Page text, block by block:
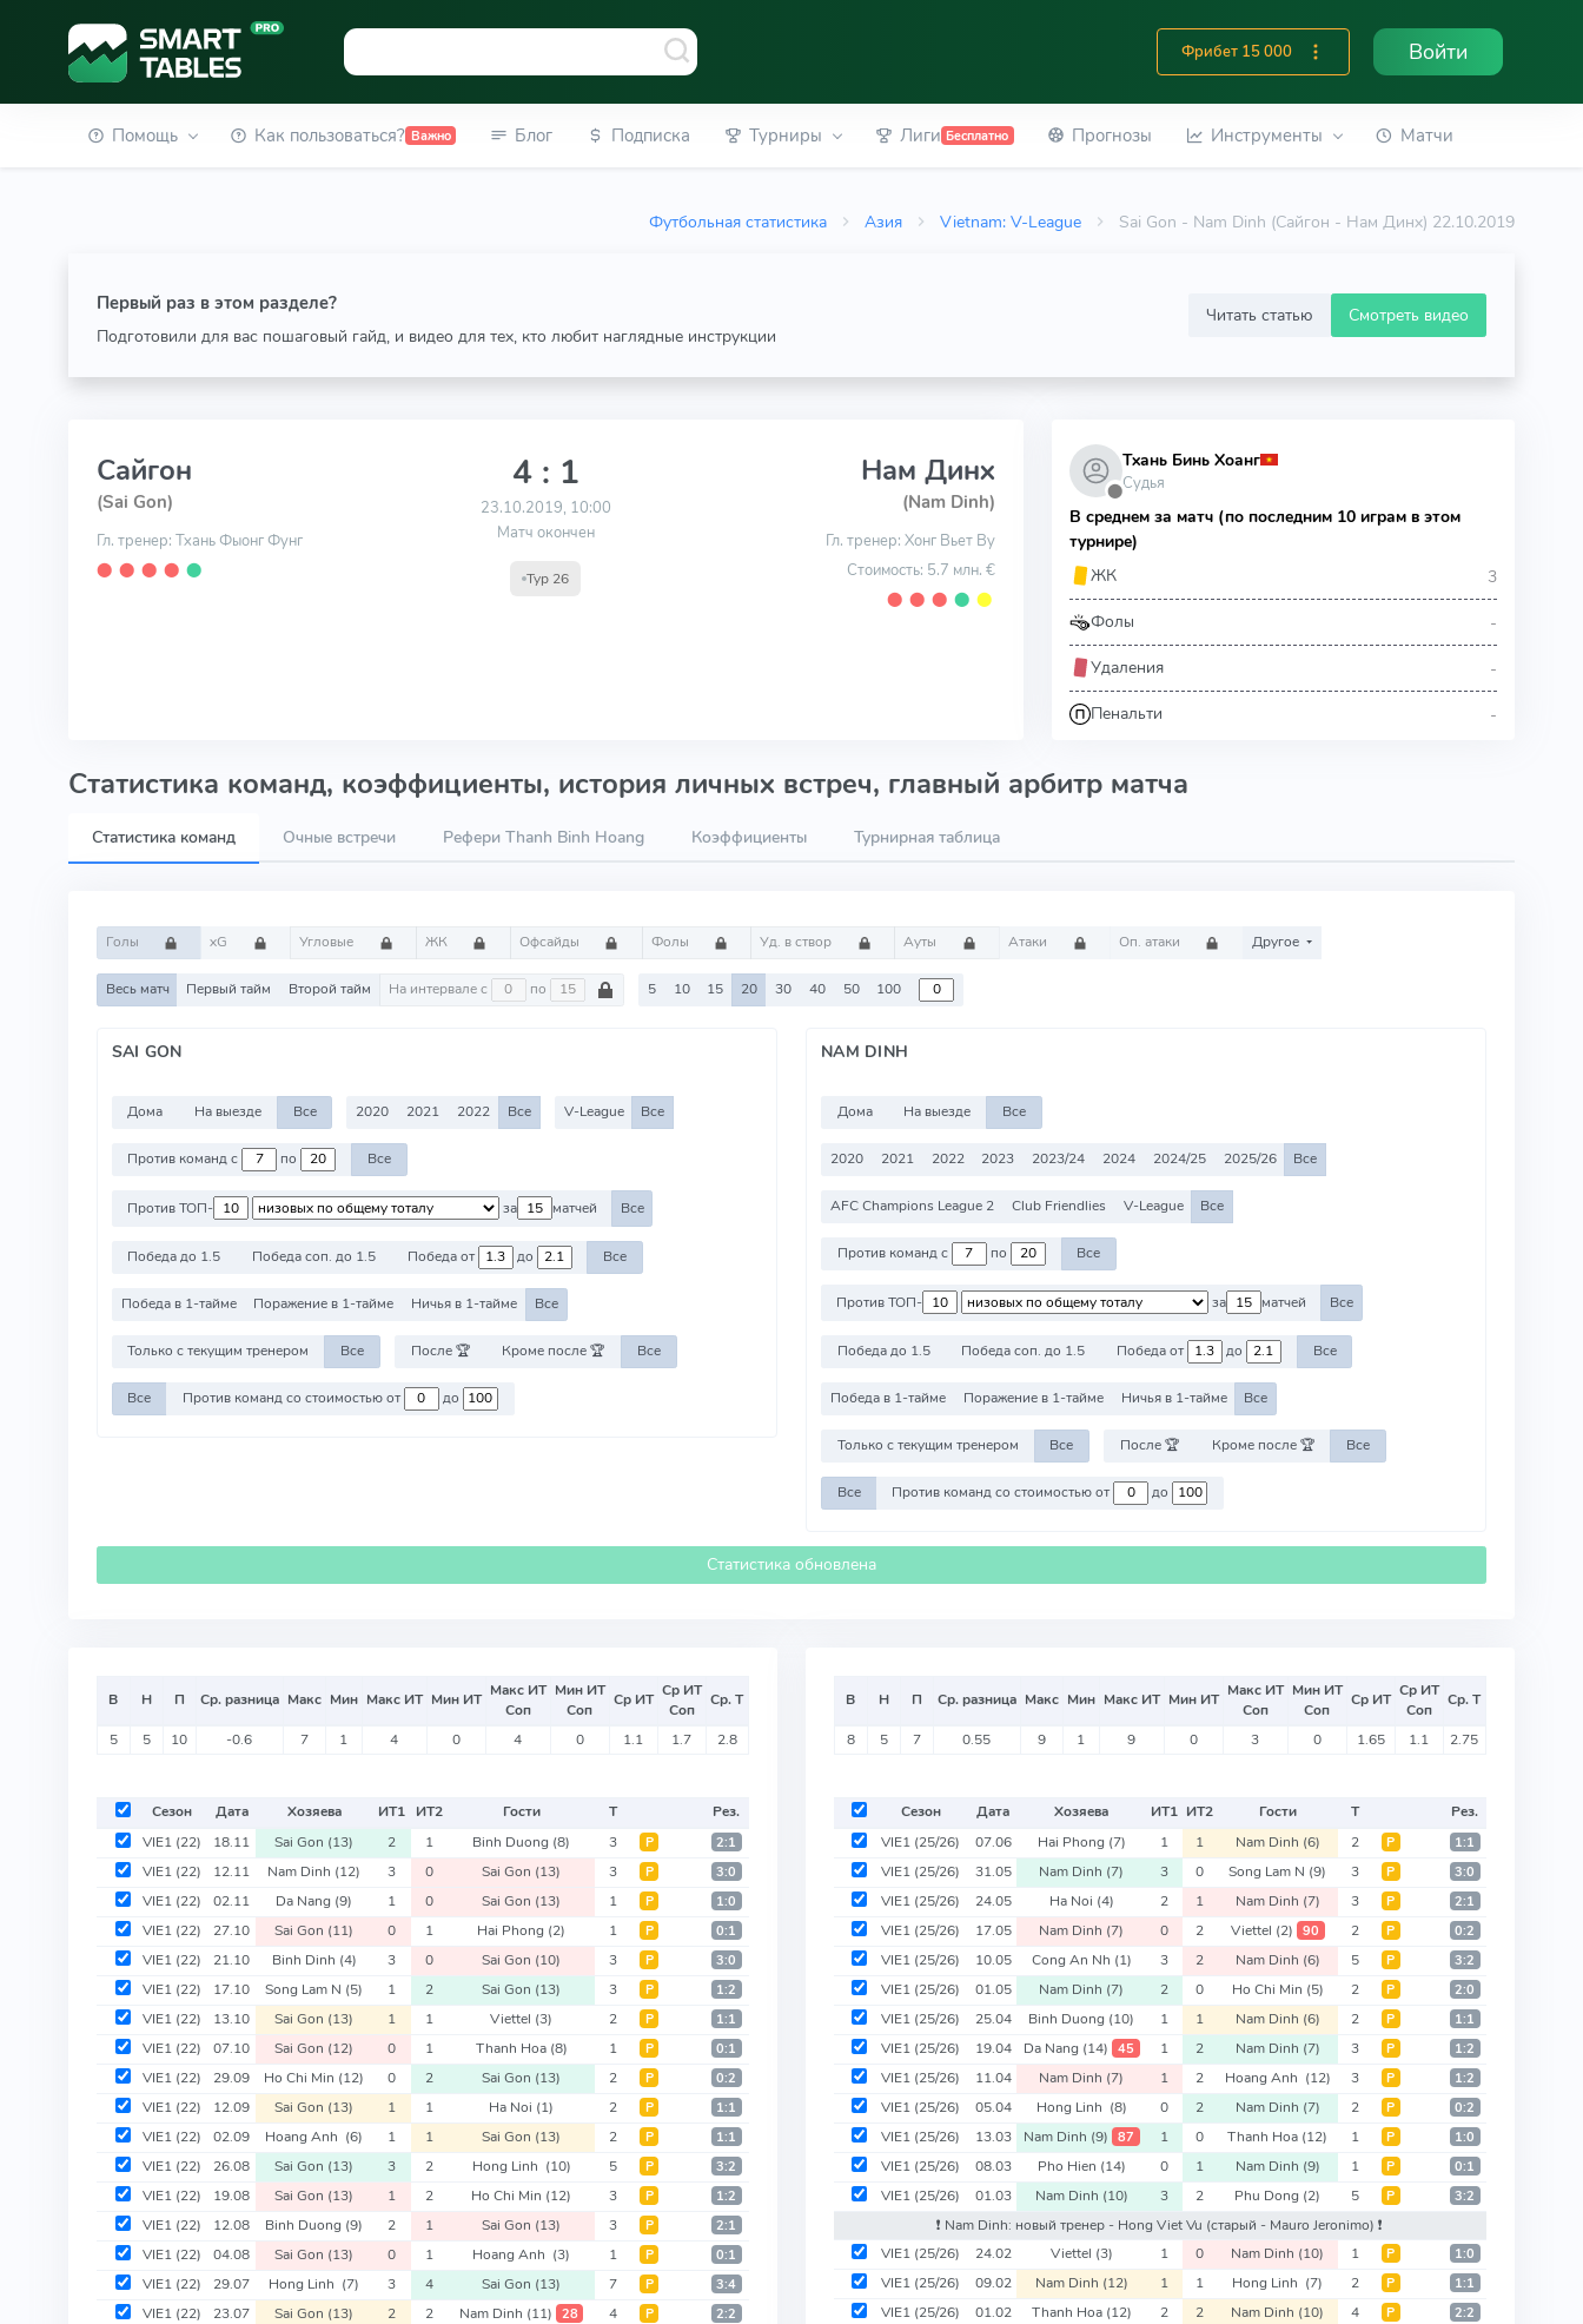
Фрибет 15 000 Войти
Помощь Как пользоваться? Важно Блог Подписка Турниры Лиги Бесплатно Прогнозы Инструменты Матчи
Футбольная статистика Азия Vietnam: V-League Sai Gon - Nam Dinh (Сайгон - Нам Динх) 22.10.2019
Первый раз в этом разделе?
Подготовили для вас пошаговый гайд, и видео для тех, кто любит наглядные инструкции
Читать статью Смотреть видео
Сайгон
(Sai Gon)
Гл. тренер: Тхань Фыонг Фунг
⬤ ⬤ ⬤ ⬤ ⬤
4 : 1
23.10.2019, 10:00
Матч окончен
Тур 26
Нам Динх
(Nam Dinh)
Гл. тренер: Хонг Вьет Ву
Стоимость: 5.7 млн. €
⬤ ⬤ ⬤ ⬤ ⬤
⬤
Тхань Бинь Хоанг
Судья
В среднем за матч (по последним 10 играм в этом
турнире)
ЖК
3
Фолы -
Удаления -
Пенальти -
Статистика команд, коэффициенты, история личных встреч, главный арбитр матча
Статистика команд Очные встречи Рефери Thanh Binh Hoang Коэффициенты Турнирная таблица
Голы xG Угловые ЖК Офсайды Фолы Уд. в створ Ауты Атаки Оп. атаки Другое
Весь матч Первый тайм Второй тайм На интервале с по 5 10 15 20 30 40 50 100
SAI GON
Дома На выезде Все 2020 2021 2022 Все V-League Все
Против команд с по Все
Против ТОП- за матчей Все
Победа до 1.5 Победа соп. до 1.5 Победа от до Все
Победа в 1-тайме Поражение в 1-тайме Ничья в 1-тайме Все
Только с текущим тренером Все После 🏆 Кроме после 🏆 Все
Все Против команд со стоимостью от до
NAM DINH
Дома На выезде Все
2020 2021 2022 2023 2023/24 2024 2024/25 2025/26 Все
AFC Champions League 2 Club Friendlies V-League Все
Против команд с по Все
Против ТОП- за матчей Все
Победа до 1.5 Победа соп. до 1.5 Победа от до Все
Победа в 1-тайме Поражение в 1-тайме Ничья в 1-тайме Все
Только с текущим тренером Все После 🏆 Кроме после 🏆 Все
Все Против команд со стоимостью от до
Статистика обновлена
В Н П Ср. разница Макс Мин Макс ИТ Мин ИТ Макс ИТ
Соп
Мин ИТ
Соп
Ср ИТ Ср ИТ
Соп
Ср. Т
5 5 10 -0.6 7 1 4 0 4 0 1.1 1.7 2.8
Сезон Дата Хозяева ИТ1 ИТ2 Гости Т
Рез.
VIE1 (22) 18.11 Sai Gon (13) 2 1 Binh Duong (8) 3 Р 2:1
VIE1 (22) 12.11 Nam Dinh (12) 3 0 Sai Gon (13) 3 Р 3:0
VIE1 (22) 02.11 Da Nang (9) 1 0 Sai Gon (13) 1 Р 1:0
VIE1 (22) 27.10 Sai Gon (11) 0 1 Hai Phong (2) 1 Р 0:1
VIE1 (22) 21.10 Binh Dinh (4) 3 0 Sai Gon (10) 3 Р 3:0
VIE1 (22) 17.10 Song Lam N (5) 1 2 Sai Gon (13) 3 Р 1:2
VIE1 (22) 13.10 Sai Gon (13) 1 1 Viettel (3) 2 Р 1:1
VIE1 (22) 07.10 Sai Gon (12) 0 1 Thanh Hoa (8) 1 Р 0:1
VIE1 (22) 29.09 Ho Chi Min (12) 0 2 Sai Gon (13) 2 Р 0:2
VIE1 (22) 12.09 Sai Gon (13) 1 1 Ha Noi (1) 2 Р 1:1
VIE1 (22) 02.09 Hoang Anh (6) 1 1 Sai Gon (13) 2 Р 1:1
VIE1 (22) 26.08 Sai Gon (13) 3 2 Hong Linh (10) 5 Р 3:2
VIE1 (22) 19.08 Sai Gon (13) 1 2 Ho Chi Min (12) 3 Р 1:2
VIE1 (22) 12.08 Binh Duong (9) 2 1 Sai Gon (13) 3 Р 2:1
VIE1 (22) 04.08 Sai Gon (13) 0 1 Hoang Anh (3) 1 Р 0:1
VIE1 (22) 29.07 Hong Linh (7) 3 4 Sai Gon (13) 7 Р 3:4
VIE1 (22) 23.07 Sai Gon (13) 2 2 Nam Dinh (11) 28 4 Р 2:2
В Н П Ср. разница Макс Мин Макс ИТ Мин ИТ Макс ИТ
Соп
Мин ИТ
Соп
Ср ИТ Ср ИТ
Соп
Ср. Т
8 5 7 0.55 9 1 9 0 3 0 1.65 1.1 2.75
Сезон Дата Хозяева ИТ1 ИТ2 Гости Т
Рез.
VIE1 (25/26) 07.06 Hai Phong (7) 1 1 Nam Dinh (6) 2 Р 1:1
VIE1 (25/26) 31.05 Nam Dinh (7) 3 0 Song Lam N (9) 3 Р 3:0
VIE1 (25/26) 24.05 Ha Noi (4) 2 1 Nam Dinh (7) 3 Р 2:1
VIE1 (25/26) 17.05 Nam Dinh (7) 0 2 Viettel (2) 90 2 Р 0:2
VIE1 (25/26) 10.05 Cong An Nh (1) 3 2 Nam Dinh (6) 5 Р 3:2
VIE1 (25/26) 01.05 Nam Dinh (7) 2 0 Ho Chi Min (5) 2 Р 2:0
VIE1 (25/26) 25.04 Binh Duong (10) 1 1 Nam Dinh (6) 2 Р 1:1
VIE1 (25/26) 19.04 Da Nang (14) 45 1 2 Nam Dinh (7) 3 Р 1:2
VIE1 (25/26) 11.04 Nam Dinh (7) 1 2 Hoang Anh (12) 3 Р 1:2
VIE1 (25/26) 05.04 Hong Linh (8) 0 2 Nam Dinh (7) 2 Р 0:2
VIE1 (25/26) 13.03 Nam Dinh (9) 87 1 0 Thanh Hoa (12) 1 Р 1:0
VIE1 (25/26) 08.03 Pho Hien (14) 0 1 Nam Dinh (9) 1 Р 0:1
VIE1 (25/26) 01.03 Nam Dinh (10) 3 2 Phu Dong (2) 5 Р 3:2
❗️ Nam Dinh: новый тренер - Hong Viet Vu (старый - Mauro Jeronimo) ❗️
VIE1 (25/26) 24.02 Viettel (3) 1 0 Nam Dinh (10) 1 Р 1:0
VIE1 (25/26) 09.02 Nam Dinh (12) 1 1 Hong Linh (7) 2 Р 1:1
VIE1 (25/26) 01.02 Thanh Hoa (12) 2 2 Nam Dinh (10) 4 Р 2:2